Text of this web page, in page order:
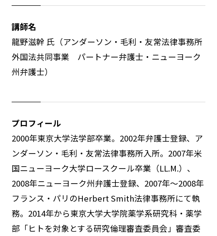
講師名
龍野滋幹 氏（アンダーソン・毛利・友常法律事務所
外国法共同事業 パートナー弁護士・ニューヨーク
州弁護士）
プロフィール
2000年東京大学法学部卒業。 2002年弁護士登録、ア
ンダーソン・毛利・友常法律事務所入所。 2007年米
国ニューヨーク大学ロースクール卒業（LL.M.）、
2008年ニューヨーク州弁護士登録、 2007年～2008年
フランス・パリのHerbert Smith法律事務所にて執
務。 2014年から東京大学大学院薬学系研究科・薬学
部「ヒトを対象とする研究倫理審査委員会」審査委